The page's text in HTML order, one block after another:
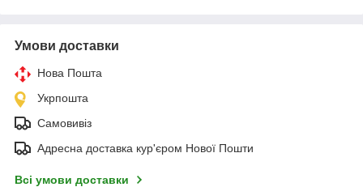
Умови доставки
Нова Пошта
Укрпошта
Самовивіз
Адресна доставка кур'єром Нової Пошти
Всі умови доставки